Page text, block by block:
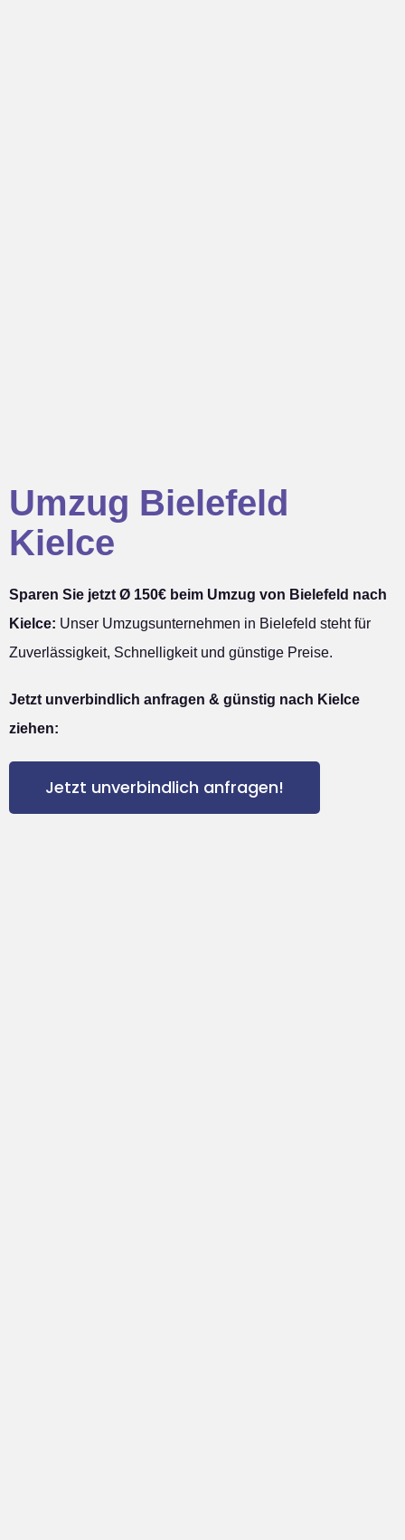
Umzug Bielefeld
Kielce
Sparen Sie jetzt Ø 150€ beim Umzug von Bielefeld nach
Kielce: Unser Umzugsunternehmen in Bielefeld steht für
Zuverlässigkeit, Schnelligkeit und günstige Preise.
Jetzt unverbindlich anfragen & günstig nach Kielce
ziehen:
Jetzt unverbindlich anfragen!